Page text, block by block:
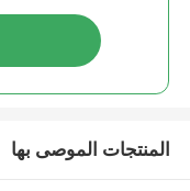
المنتجات الموصى بها